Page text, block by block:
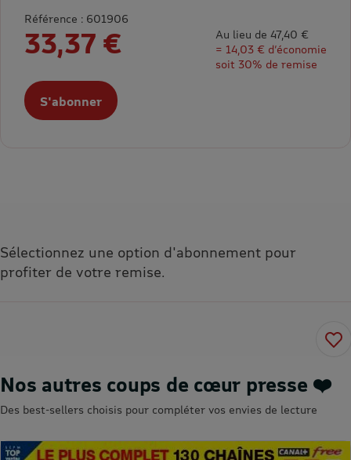
Référence : 601906
33,37 €
Au lieu de 47,40 €
= 14,03 € d’économie
soit 30% de remise
S'abonner
Sélectionnez une option d'abonnement pour
profiter de votre remise.
Nos autres coups de cœur presse ❤️
Des best-sellers choisis pour compléter vos envies de lecture